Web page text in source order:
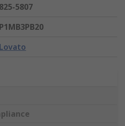
825-5807
P1MB3PB20
Lovato